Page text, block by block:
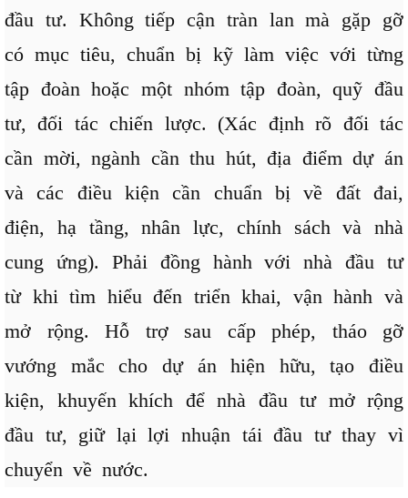
đầu tư. Không tiếp cận tràn lan mà gặp gỡ
có mục tiêu, chuẩn bị kỹ làm việc với từng
tập đoàn hoặc một nhóm tập đoàn, quỹ đầu
tư, đối tác chiến lược. (Xác định rõ đối tác
cần mời, ngành cần thu hút, địa điểm dự án
và các điều kiện cần chuẩn bị về đất đai,
điện, hạ tầng, nhân lực, chính sách và nhà
cung ứng). Phải đồng hành với nhà đầu tư
từ khi tìm hiểu đến triển khai, vận hành và
mở rộng. Hỗ trợ sau cấp phép, tháo gỡ
vướng mắc cho dự án hiện hữu, tạo điều
kiện, khuyến khích để nhà đầu tư mở rộng
đầu tư, giữ lại lợi nhuận tái đầu tư thay vì
chuyển về nước.